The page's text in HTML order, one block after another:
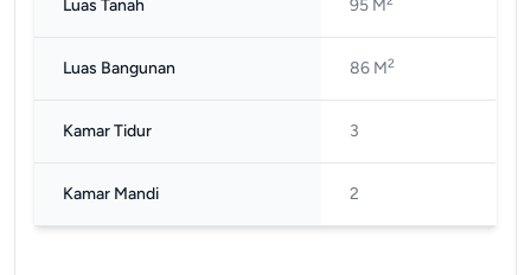
Luas Tanah 95 M
Luas Bangunan 86 M2
Kamar Tidur 3
Kamar Mandi 2